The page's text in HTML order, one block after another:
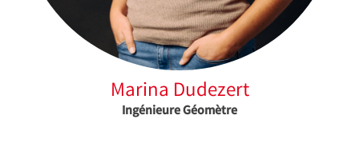
Marina Dudezert
Ingénieure Géomètre